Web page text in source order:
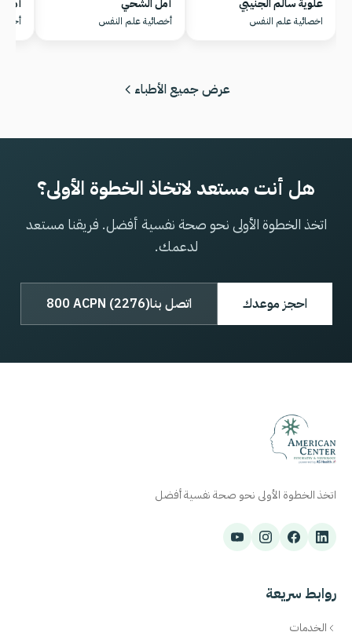
اخصائية علم النفس أخصائية علم النفس
عرض جميع الأطباء
هل أنت مستعد لاتخاذ الخطوة الأولى؟
اتخذ الخطوة الأولى نحو صحة نفسية أفضل. فريقنا مستعد
لدعمك.
احجز موعدك اتصل بنا800 ACPN (2276)
اتخذ الخطوة الأولى نحو صحة نفسية أفضل
روابط سريعة
الخدمات